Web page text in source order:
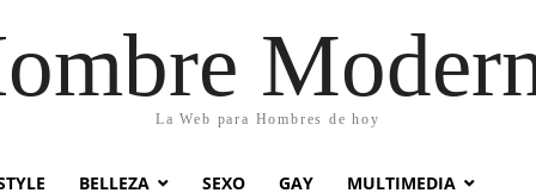
La Web para Hombres de hoy
BELLEZA SEXO GAY MULTIMEDIA